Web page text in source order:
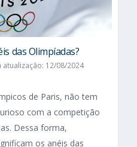
das Olimpíadas?
atualização: 12/08/2024
de Paris, não tem
com a competição
Dessa forma,
os anéis das